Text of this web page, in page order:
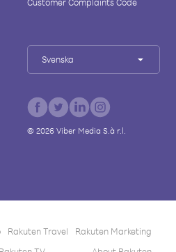
Svenska
© 2026Viber Media S.à r.l.
Rakuten Travel
Rakuten Marketing